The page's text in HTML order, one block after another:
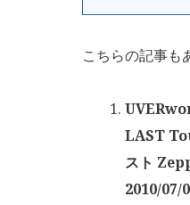
こちらの記事も
LAST
スト
2010/07/